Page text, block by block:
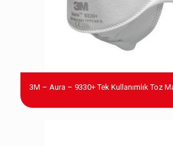
3M – Aura – 9330+ Tek Kullanımlık Toz